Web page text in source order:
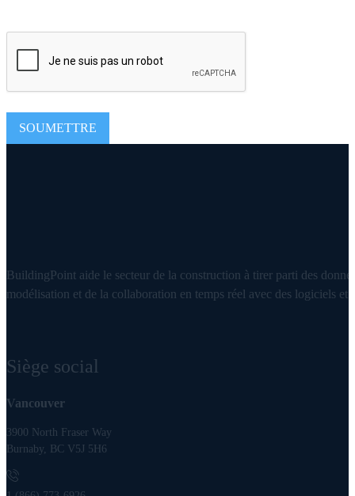
BuildingPoint aide le secteur de la construction à tirer parti des
modélisation et de la collaboration en temps réel avec des logiciels et
Siège social
Vancouver
3900 North Fraser Way
Burnaby, BC V5J 5H6